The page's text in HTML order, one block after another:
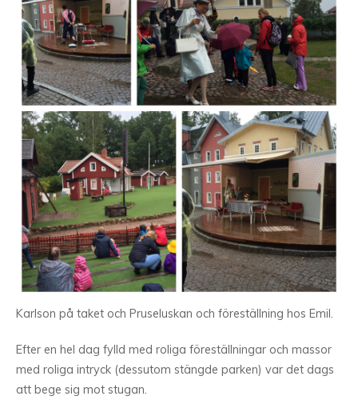
Karlson på taket och Pruseluskan och föreställning hos Emil.
Efter en hel dag fylld med roliga föreställningar och massor
med roliga intryck (dessutom stängde parken) var det dags
att bege sig mot stugan.